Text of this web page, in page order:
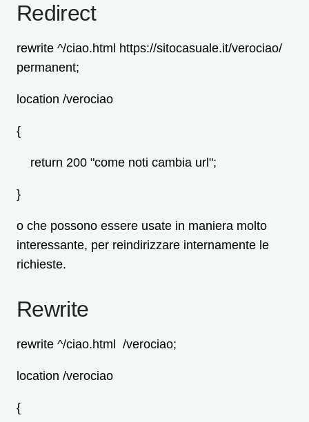
Redirect
rewrite ^/ciao.html https://sitocasuale.it/verociao/
permanent;
location /verociao
{
return 200 "come noti cambia url";
}
o che possono essere usate in maniera molto
interessante, per reindirizzare internamente le
richieste.
Rewrite
rewrite ^/ciao.html /verociao;
location /verociao
{